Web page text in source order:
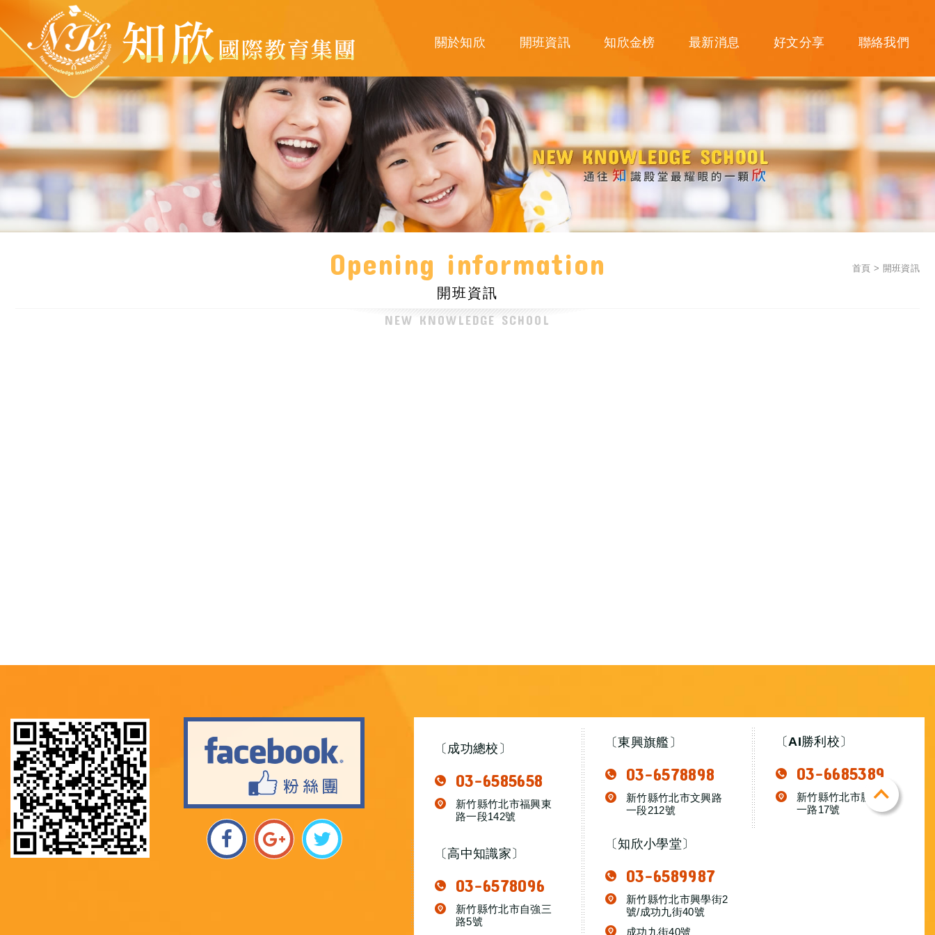
關於知欣 開班資訊 知欣金榜 最新消息 好文分享 聯絡我們
Opening information
開班資訊
首頁 開班資訊
〔成功總校〕
03-6585658
新竹縣竹北市福興東
路一段142號
〔東興旗艦〕
03-6578898
新竹縣竹北市文興路
一段212號
〔AI勝利校〕
03-6685389
新竹縣竹北市勝利十
一路17號
〔高中知識家〕
03-6578096
新竹縣竹北市自強三
路5號
〔知欣小學堂〕
03-6589987
新竹縣竹北市興學街2
號/成功九街40號​​
成功九街40號​​